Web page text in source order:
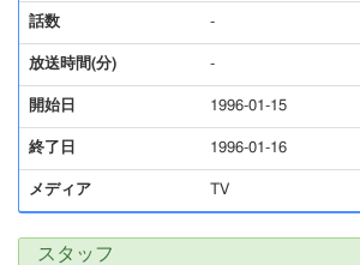
話数 -
放送時間(分) -
開始日 1996-01-15
終了日 1996-01-16
メディア TV
スタッフ